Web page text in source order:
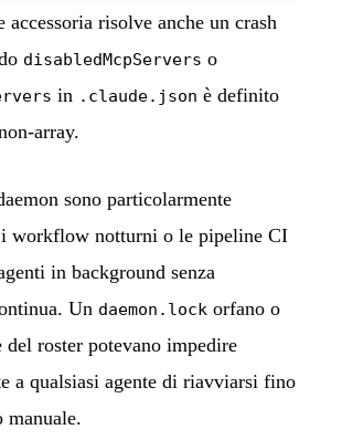
accessoria risolve anche un crash
disabledMcpServers o
in .claude.json è definito
array.
sono particolarmente
i workflow notturni o le pipeline CI
in background senza
Un daemon.lock orfano o
del roster potevano impedire
a qualsiasi agente di riavviarsi fino
manuale.